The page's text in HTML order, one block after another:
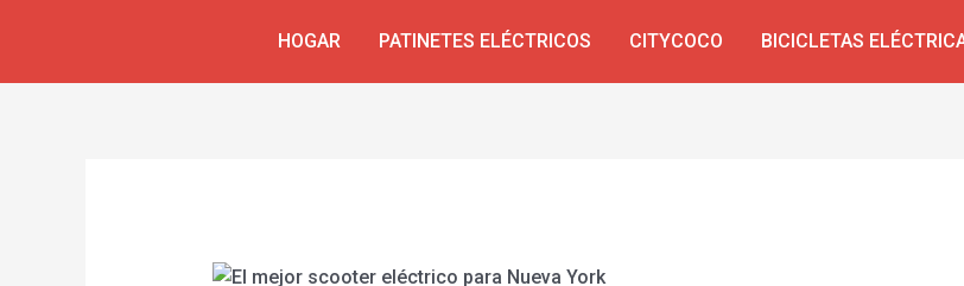
HOGAR PATINETES ELÉCTRICOS CITYCOCO BICICLETAS